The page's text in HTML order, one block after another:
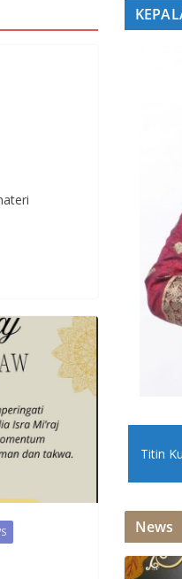
Titin
News